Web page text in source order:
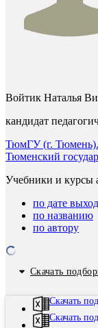
Войтик Наталья
кандидат
ТюмГУ (г. Тюмень).
Тюменский
Учебники и курсы
по дате
по названию
по автору
Скачать
Скачать
Скачать